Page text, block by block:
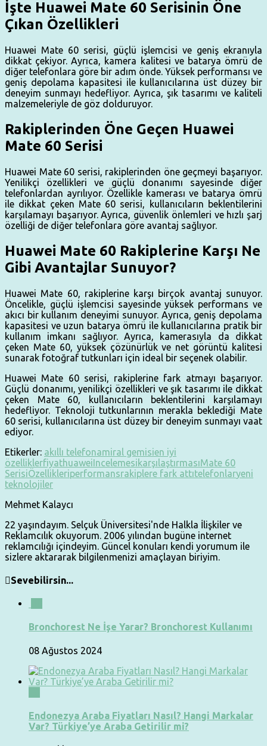
İşte Huawei Mate 60 Serisinin Öne
Çıkan Özellikleri
Huawei Mate 60 serisi, güçlü işlemcisi ve geniş ekranıyla
dikkat çekiyor. Ayrıca, kamera kalitesi ve batarya ömrü de
diğer telefonlara göre bir adım önde. Yüksek performansı ve
geniş depolama kapasitesi ile kullanıcılarına üst düzey bir
deneyim sunmayı hedefliyor. Ayrıca, şık tasarımı ve kaliteli
malzemeleriyle de göz dolduruyor.
Rakiplerinden Öne Geçen Huawei
Mate 60 Serisi
Huawei Mate 60 serisi, rakiplerinden öne geçmeyi başarıyor.
Yenilikçi özellikleri ve güçlü donanımı sayesinde diğer
telefonlardan ayrılıyor. Özellikle kamerası ve batarya ömrü
ile dikkat çeken Mate 60 serisi, kullanıcıların beklentilerini
karşılamayı başarıyor. Ayrıca, güvenlik önlemleri ve hızlı şarj
özelliği de diğer telefonlara göre avantaj sağlıyor.
Huawei Mate 60 Rakiplerine Karşı Ne
Gibi Avantajlar Sunuyor?
Huawei Mate 60, rakiplerine karşı birçok avantaj sunuyor.
Öncelikle, güçlü işlemcisi sayesinde yüksek performans ve
akıcı bir kullanım deneyimi sunuyor. Ayrıca, geniş depolama
kapasitesi ve uzun batarya ömrü ile kullanıcılarına pratik bir
kullanım imkanı sağlıyor. Ayrıca, kamerasıyla da dikkat
çeken Mate 60, yüksek çözünürlük ve net görüntü kalitesi
sunarak fotoğraf tutkunları için ideal bir seçenek olabilir.
Huawei Mate 60 serisi, rakiplerine fark atmayı başarıyor.
Güçlü donanımı, yenilikçi özellikleri ve şık tasarımı ile dikkat
çeken Mate 60, kullanıcıların beklentilerini karşılamayı
hedefliyor. Teknoloji tutkunlarının merakla beklediği Mate
60 serisi, kullanıcılarına üst düzey bir deneyim sunmayı vaat
ediyor.
Etikerler: akıllı telefonamiral gemisien iyi
özelliklerfiyathuaweiIncelemesikarşılaştırmasıMate 60
SerisiÖzellikleriperformansrakiplere fark attıtelefonlaryeni
teknolojiler
Mehmet Kalaycı
22 yaşındayım. Selçuk Üniversitesi'nde Halkla İlişkiler ve
Reklamcılık okuyorum. 2006 yılından bugüne internet
reklamcılığı içindeyim. Güncel konuları kendi yorumum ile
sizlere aktararak bilgilenmenizi amaçlayan biriyim.
Sevebilirsin...
Bronchorest Ne İşe Yarar? Bronchorest Kullanımı
08 Ağustos 2024
Endonezya Araba Fiyatları Nasıl? Hangi Markalar
Var? Türkiye’ye Araba Getirilir mi?